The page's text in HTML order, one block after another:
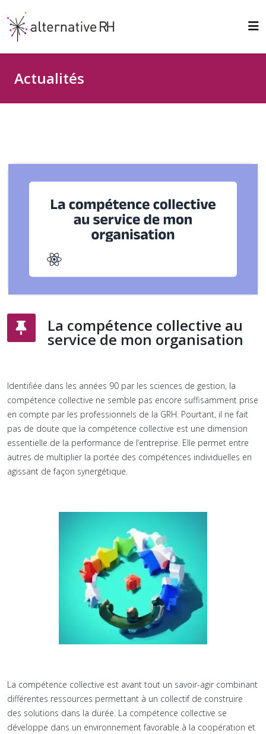
Actualités
La compétence collective au
service de mon organisation
Identifiée dans les années 90 par les sciences de gestion, la
compétence collective ne semble pas encore suffisamment prise
en compte par les professionnels de la GRH. Pourtant, il ne fait
pas de doute que la compétence collective est une dimension
essentielle de la performance de l’entreprise. Elle permet entre
autres de multiplier la portée des compétences individuelles en
agissant de façon synergétique.
La compétence collective est avant tout un savoir-agir combinant
différentes ressources permettant à un collectif de construire
des solutions dans la durée. La compétence collective se
développe dans un environnement favorable à la coopération et